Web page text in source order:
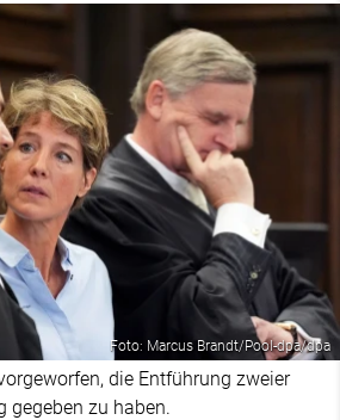
Foto: Marcus Brandt/Pool-dpa/dpa
die Entführung zweier
gegeben zu haben.